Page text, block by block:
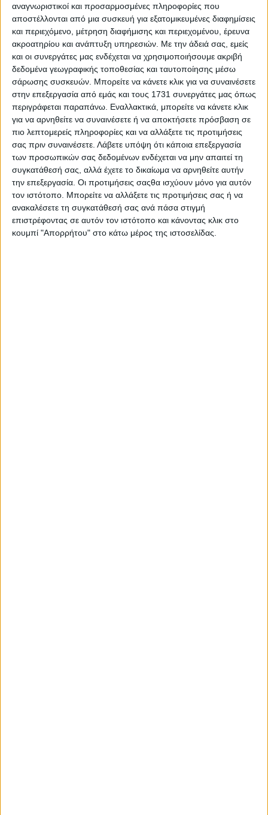
αναγνωριστικοί και προσαρμοσμένες πληροφορίες που
αποστέλλονται από μια συσκευή για εξατομικευμένες διαφημίσεις
και περιεχόμενο, μέτρηση διαφήμισης και περιεχομένου, έρευνα
ακροατηρίου και ανάπτυξη υπηρεσιών. Με την άδειά σας, εμείς
και οι συνεργάτες μας ενδέχεται να χρησιμοποιήσουμε ακριβή
δεδομένα γεωγραφικής τοποθεσίας και ταυτοποίησης μέσω
σάρωσης συσκευών. Μπορείτε να κάνετε κλικ για να συναινέσετε
στην επεξεργασία από εμάς και τους 1731 συνεργάτες μας όπως
περιγράφεται παραπάνω. Εναλλακτικά, μπορείτε να κάνετε κλικ
για να αρνηθείτε να συναινέσετε ή να αποκτήσετε πρόσβαση σε
πιο λεπτομερείς πληροφορίες και να αλλάξετε τις προτιμήσεις
σας πριν συναινέσετε. Λάβετε υπόψη ότι κάποια επεξεργασία
των προσωπικών σας δεδομένων ενδέχεται να μην απαιτεί τη
συγκατάθεσή σας, αλλά έχετε το δικαίωμα να αρνηθείτε αυτήν
την επεξεργασία. Οι προτιμήσεις σαςθα ισχύουν μόνο για αυτόν
τον ιστότοπο. Μπορείτε να αλλάξετε τις προτιμήσεις σας ή να
ανακαλέσετε τη συγκατάθεσή σας ανά πάσα στιγμή
επιστρέφοντας σε αυτόν τον ιστότοπο και κάνοντας κλικ στο
κουμπί "Απορρήτου" στο κάτω μέρος της ιστοσελίδας.
τροφίμων. Οι ωμοφαγικές μπάρες χωρίς πρόσθετα και
συντηρητικά αποτελούν την κυρίαρχη παγκόσμια
διατροφική τάση και την κορυφαία απάντηση στο αίτημα
των καταναλωτών για προϊόντα υψηλής ποιότητας. Έτσι,
οι μπάρες της Nutree, γνωστές για την απαράμιλλη γεύση
και την καθαρή σύνθεσή τους, εντάσσονται πλέον στην
οικογένεια της Καραμολέγκος, ενισχύοντας την παρουσία
της εταιρείας στον τομέα των υγιεινών σνακ.
Ο κος Ηλίας-Απόστολος Καραμολέγκος, Αντιπρόεδρος της
εταιρείας Καραμολέγκος, δήλωσε σχετικά: «Είμαστε πολύ
χαρούμενοι που η Nutree, μια εταιρεία που έχει καταφέρει
να καθιερωθεί σε ένα εξαιρετικά ανταγωνιστικό
περιβάλλον, επενδύοντας συστηματικά στις κορυφαίες
πρώτες ύλες και την ανώτερη γεύση των προϊόντων της,
αποτελεί πλέον μέλος της οικογένειας Καραμολέγκος. Με
τη Nutree μοιραζόμαστε κοινές αξίες, όπως η αφοσίωση
στην ποιότητα και η δέσμευση για την ανάπτυξη
καινοτόμων προϊόντων που συνδυάζουν υψηλή
διατροφική αξία με γευστική απόλαυση. Μέσα από αυτή τη
συνεργασία, χαράσσουμε μια νέα πορεία,